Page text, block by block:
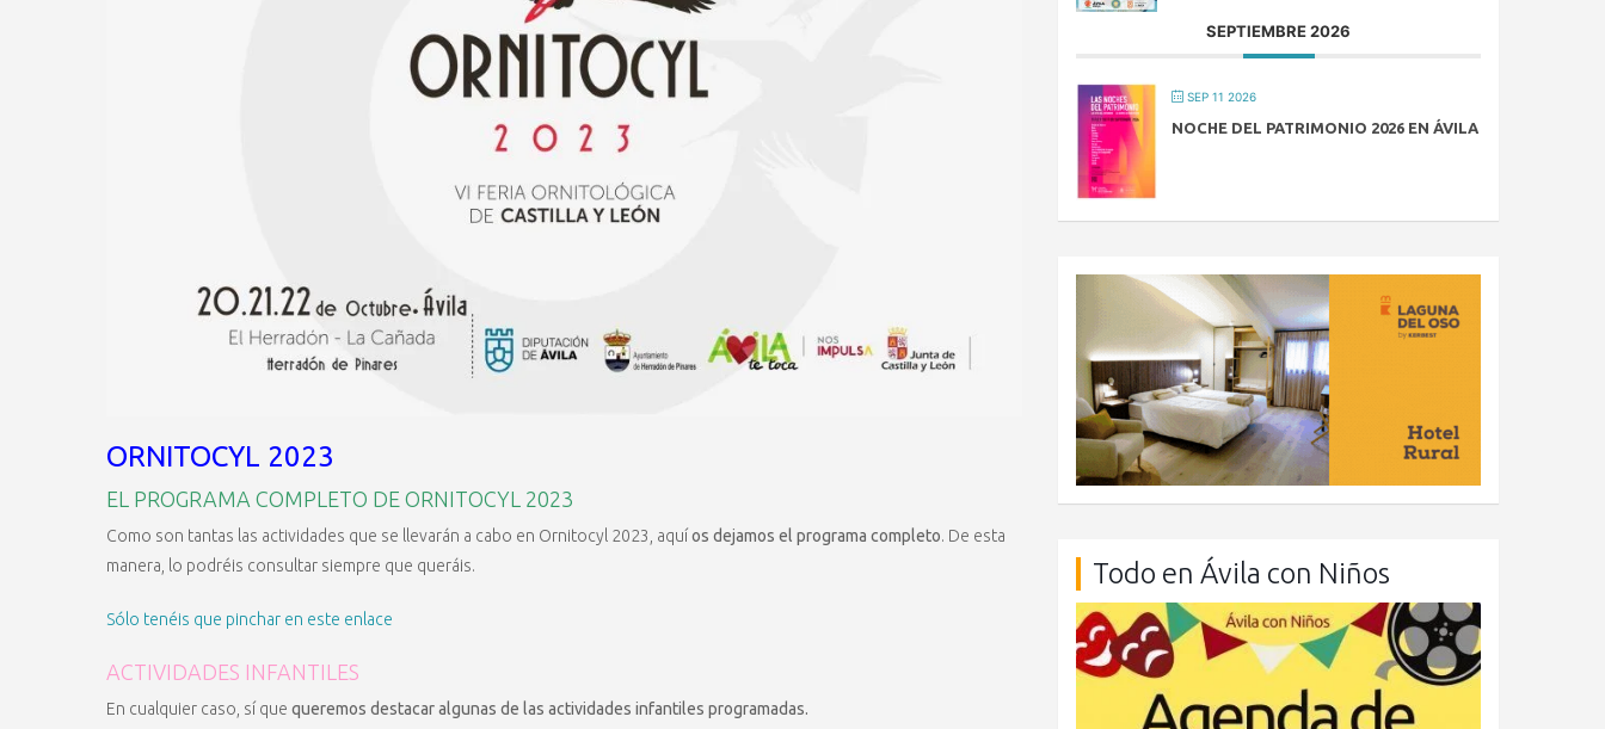
ORNITOCYL 2023
EL PROGRAMA COMPLETO DE ORNITOCYL 2023
Como son tantas las actividades que se llevarán a cabo en Ornitocyl 2023, aquíos dejamos el programa completo. De esta
manera, lo podréis consultar siempre que queráis.
Sólo tenéis que pinchar en este enlace
ACTIVIDADES INFANTILES
En cualquier caso, sí que queremos destacar algunas de las actividades infantiles programadas.
SEPTIEMBRE 2026
SEP 11 2026
NOCHE DEL PATRIMONIO 2026 EN ÁVILA
Todo en Ávila con Niños